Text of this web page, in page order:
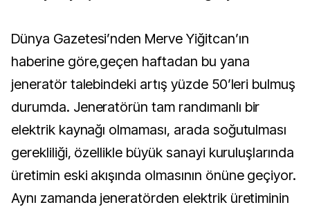
Dünya Gazetesi’nden Merve Yiğitcan’ın
haberine göre,geçen haftadan bu yana
jeneratör talebindeki artış yüzde 50’leri bulmuş
durumda. Jeneratörün tam randımanlı bir
elektrik kaynağı olmaması, arada soğutulması
gerekliliği, özellikle büyük sanayi kuruluşlarında
üretimin eski akışında olmasının önüne geçiyor.
Aynı zamanda jeneratörden elektrik üretiminin